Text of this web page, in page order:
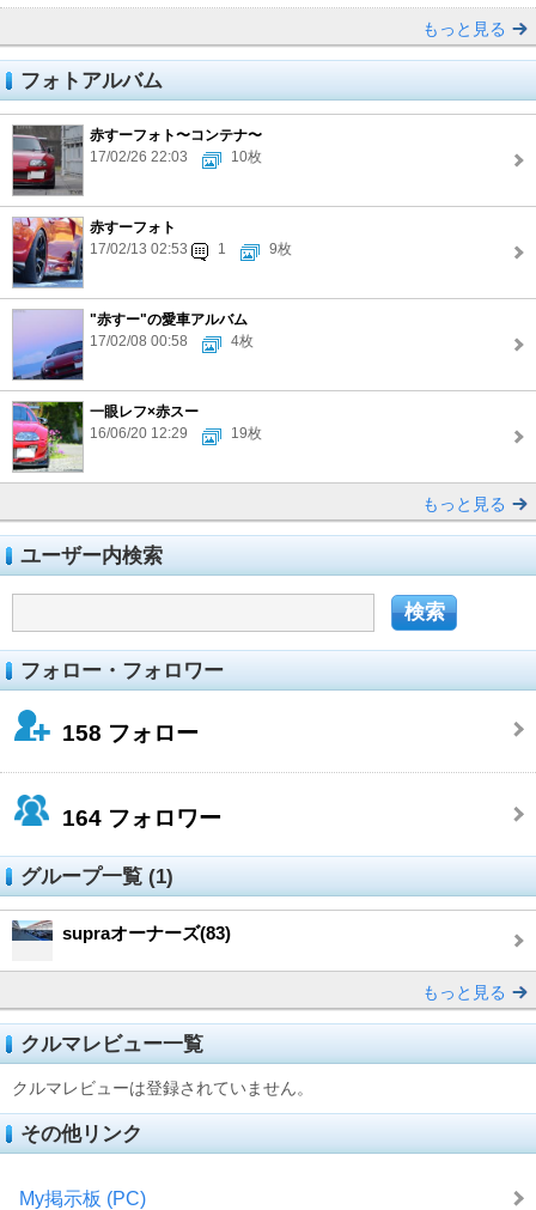
もっと見る
フォトアルバム
赤すーフォト〜コンテナ〜
17/02/26 22:03
10枚
赤すーフォト
17/02/13 02:53
1 9枚
"赤すー"の愛車アルバム
17/02/08 00:58
4枚
一眼レフ×赤スー
16/06/20 12:29
19枚
もっと見る
ユーザー内検索
フォロー・フォロワー
158 フォロー
164 フォロワー
グループ一覧 (1)
supraオーナーズ(83)
もっと見る
クルマレビュー一覧
クルマレビューは登録されていません。
その他リンク
My掲示板 (PC)